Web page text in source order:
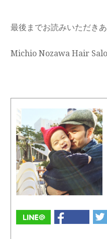
最後までお読みいただき
Michio Nozawa Hair